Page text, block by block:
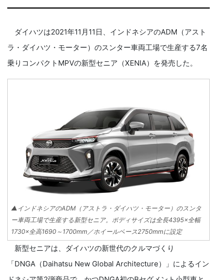
ダイハツは2021年11月11日、インドネシアのADM（アスト
ラ・ダイハツ・モーター）のスンター車両工場で生産する7名
乗りコンパクトMPVの新型セニア（XENIA）を発売した。
▲インドネシアのADM（アストラ・ダイハツ・モーター）のスンタ
ー車両工場で生産する新型セニア。ボディサイズは全長4395×全幅
1730×全高1690～1700mm／ホイールベース2750mmに設定
新型セニアは、ダイハツの新世代のクルマづくり
「DNGA（Daihatsu New Global Architecture）」によるイン